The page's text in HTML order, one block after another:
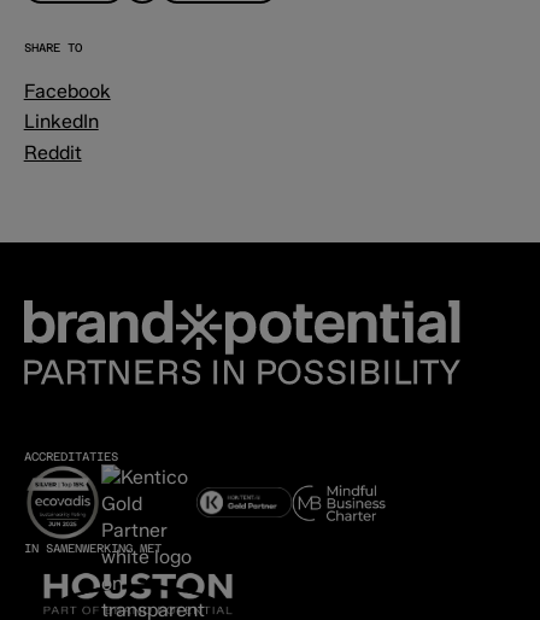
SHARE TO
Facebook
LinkedIn
Reddit
ACCREDITATIES
IN SAMENWERKING MET